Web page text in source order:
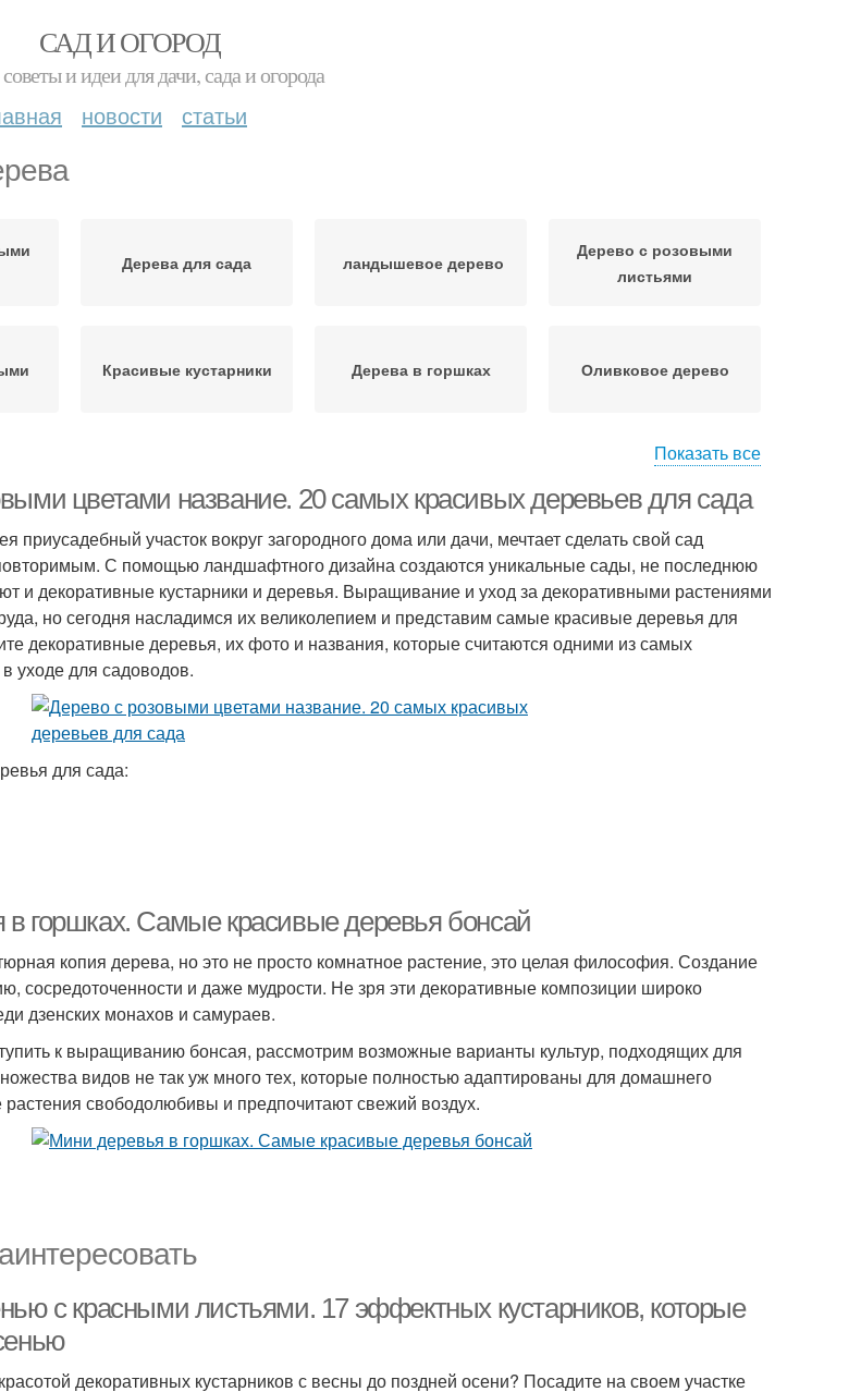
САД И ОГОРОД
и идеи для дачи, сада и огорода
новости статьи
Дерева для сада ландышевое дерево
Дерево с розовыми
листьями
Красивые кустарники Дерева в горшках Оливковое дерево
Показать все
цветами название. 20 самых красивых деревьев для сада
приусадебный участок вокруг загородного дома или дачи, мечтает сделать свой сад
С помощью ландшафтного дизайна создаются уникальные сады, не последнюю
и декоративные кустарники и деревья. Выращивание и уход за декоративными растениями
но сегодня насладимся их великолепием и представим самые красивые деревья для
декоративные деревья, их фото и названия, которые считаются одними из самых
уходе для садоводов.
для сада:
горшках. Самые красивые деревья бонсай
копия дерева, но это не просто комнатное растение, это целая философия. Создание
сосредоточенности и даже мудрости. Не зря эти декоративные композиции широко
дзенских монахов и самураев.
к выращиванию бонсая, рассмотрим возможные варианты культур, подходящих для
видов не так уж много тех, которые полностью адаптированы для домашнего
свободолюбивы и предпочитают свежий воздух.
с красными листьями. 17 эффектных кустарников, которые
декоративных кустарников с весны до поздней осени? Посадите на своем участке